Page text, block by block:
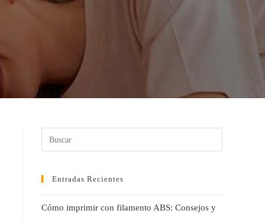
Entradas Recientes
Cómo imprimir con filamento ABS: Consejos y